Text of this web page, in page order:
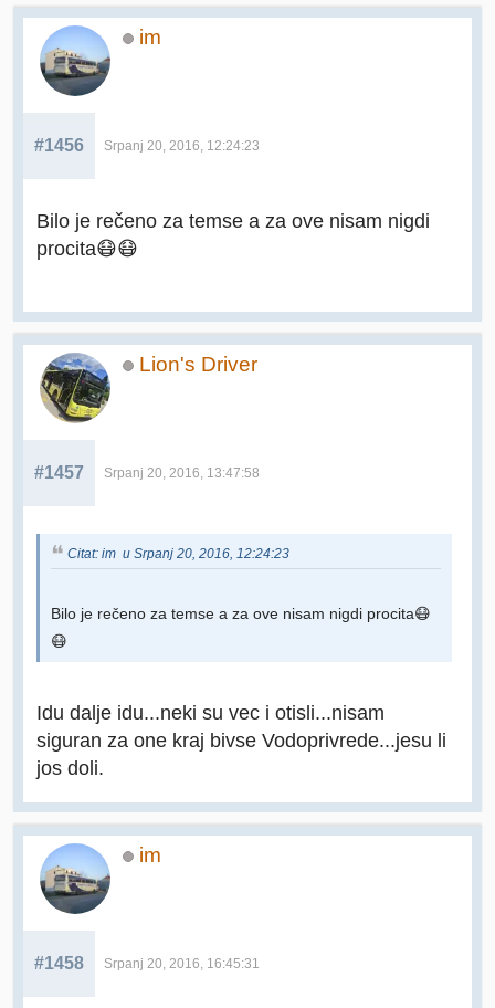
im
#1456 Srpanj 20, 2016, 12:24:23
Bilo je rečeno za temse a za ove nisam nigdi
procita😷😷
Lion's Driver
#1457 Srpanj 20, 2016, 13:47:58
Citat: im u Srpanj 20, 2016, 12:24:23
Bilo je rečeno za temse a za ove nisam nigdi procita😷
😷
Idu dalje idu...neki su vec i otisli...nisam
siguran za one kraj bivse Vodoprivrede...jesu li
jos doli.
im
#1458 Srpanj 20, 2016, 16:45:31